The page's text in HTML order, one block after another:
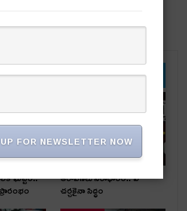
ALSO LIKE
ఘట్టం.. ఆరోపణలు నిరాధారం.. ఏ
చర్చకైనా సిద్ధం
FOR NEWSLETTER NOW